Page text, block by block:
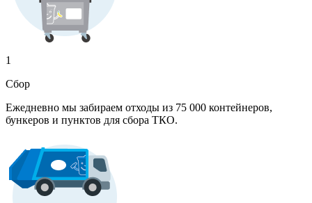
1
Сбор
Ежедневно мы забираем отходы из 75 000 контейнеров,
бункеров и пунктов для сбора ТКО.